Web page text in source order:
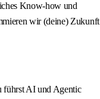
Know-how und
wir (deine) Zukunft
führst AI und Agentic